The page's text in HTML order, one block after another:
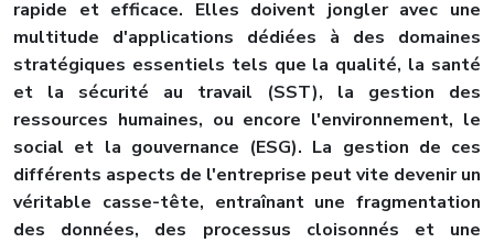
rapide et efficace. Elles doivent jongler avec une
multitude d'applications dédiées à des domaines
stratégiques essentiels tels que la qualité, la santé
et la sécurité au travail (SST), la gestion des
ressources humaines, ou encore l'environnement, le
social et la gouvernance (ESG). La gestion de ces
différents aspects de l'entreprise peut vite devenir un
véritable casse-tête, entraînant une fragmentation
des données, des processus cloisonnés et une